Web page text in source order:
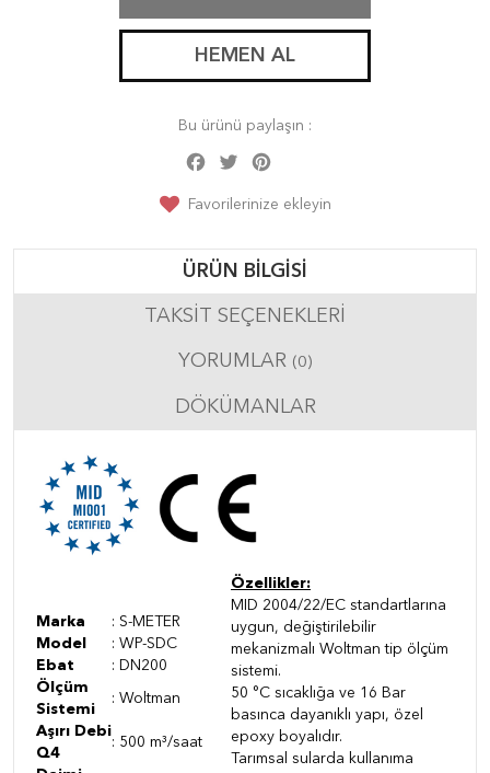
HEMEN AL
Bu ürünü paylaşın :
Facebook
Twitter
Favorilerinize ekleyin
ÜRÜN BILGISI
TAKSIT SEÇENEKLERI
YORUMLAR (0)
DÖKÜMANLAR
Marka
: S-METER
Model
: WP-SDC
Ebat
: DN200
Ölçüm
Sistemi
: Woltman
Aşırı Debi
Q4
: 500 m³/saat
Özellikler:
MID 2004/22/EC standartlarına
uygun, değiştirilebilir
mekanizmalı Woltman tip ölçüm
sistemi.
50 °C sıcaklığa ve 16 Bar
basınca dayanıklı yapı, özel
epoxy boyalıdır.
Tarımsal sularda kullanıma